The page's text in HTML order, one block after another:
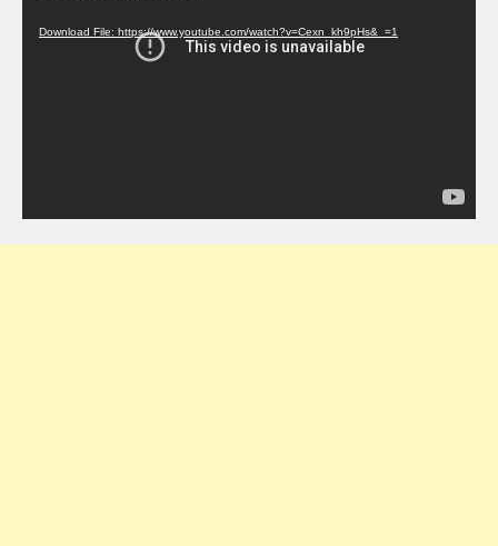
Download File: https://www.youtube.com/watch?v=Cexn_kh9pHs&_=1